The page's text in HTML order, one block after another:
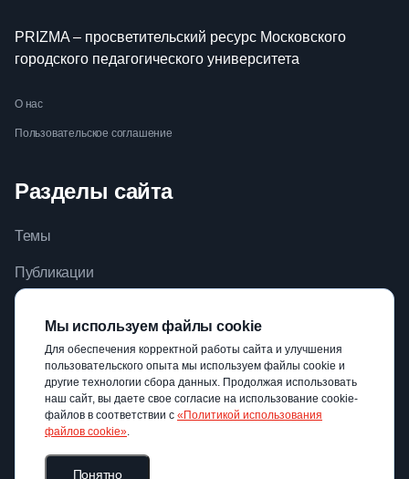
PRIZMA – просветительский ресурс Московского
городского педагогического университета
О нас
Пользовательское соглашение
Разделы сайта
Темы
Публикации
Библиотека
Авторы
Мы используем файлы cookie
Для обеспечения корректной работы сайта и улучшения
пользовательского опыта мы используем файлы cookie и
другие технологии сбора данных. Продолжая использовать
наш сайт, вы даете свое согласие на использование cookie-
файлов в соответствии с «Политикой использования
файлов cookie».
Понятно